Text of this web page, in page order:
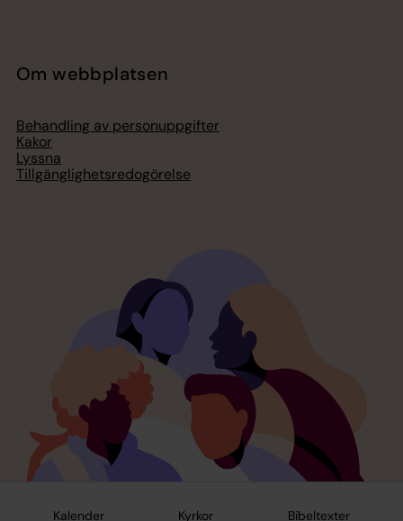
Kalender Kyrkor Bibeltexter
Om webbplatsen
Behandling av personuppgifter
Kakor
Lyssna
Tillgänglighetsredogörelse